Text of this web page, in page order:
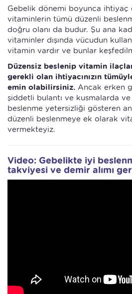
Gebelik dönemi boyunca ihtiyaç
vitaminlerin tümü düzenli
doğru olanı da budur. Şu ana
vitaminler dışında vücudun
vitamin vardır ve bunlar
Düzensiz beslenip vitamin
gerekli olan ihtiyacınızın
emin olabilirsiniz. Ancak erken
şiddetli bulantı ve kusmalarda
beslenme yetersizliği gösteren
düzenli beslenmeye ek olarak
vermekteyiz.
Video: Gebelikte iyi
takviyesi ve demir alımı